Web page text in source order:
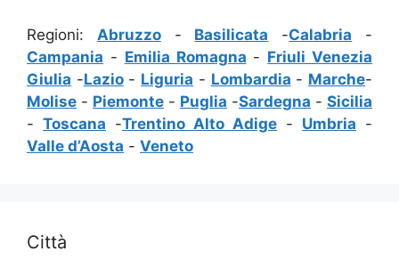
Regioni: Abruzzo- Basilicata -Calabria -
Campania - Emilia Romagna - Friuli Venezia
Giulia -Lazio- Liguria - Lombardia - Marche-
Molise - Piemonte - Puglia -Sardegna - Sicilia
- Toscana -Trentino Alto Adige - Umbria -
Valle d’Aosta - Veneto
Città